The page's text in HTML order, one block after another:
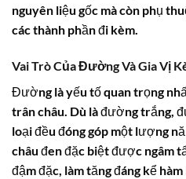
nguyên liệu gốc mà còn phụ
các thành phần đi kèm.
Vai Trò Của Đường Và Gia Vị
Đường là yếu tố quan trọng
trân châu. Dù là đường trắng,
loại đều đóng góp một lượng
châu đen đặc biệt được ngâm
đậm đặc, làm tăng đáng kể